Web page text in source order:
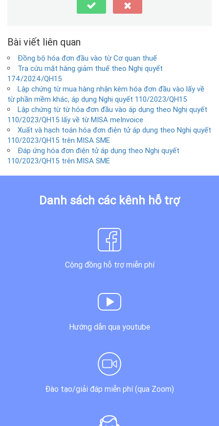
Bài viết liên quan
Đồng bộ hóa đơn đầu vào từ Cơ quan thuế
Tra cứu mặt hàng giảm thuế theo Nghị quyết
174/2024/QH15
Lập chứng từ mua hàng nhận kèm hóa đơn đầu vào lấy về
từ phần mềm khác, áp dụng Nghị quyết 110/2023/QH15
Lập chứng từ từ hóa đơn đầu vào áp dụng theo Nghị quyết
110/2023/QH15 lấy về từ MISA meInvoice
Xuất và hạch toán hóa đơn điện tử áp dụng theo Nghị quyết
110/2023/QH15 trên MISA SME
Đáp ứng hóa đơn điện tử áp dụng theo Nghị quyết
110/2023/QH15 trên MISA SME
Danh sách các kênh hỗ trợ
Cộng đồng hỗ trợ miễn phí
Hướng dẫn qua youtube
Đào tạo/giải đáp miễn phí (qua Zoom)